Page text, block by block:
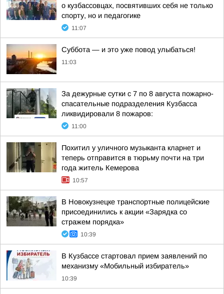
о кузбассовцах, посвятивших себя не только
спорту, но и педагогике
11:07
Суббота — и это уже повод улыбаться!
11:03
За дежурные сутки с 7 по 8 августа пожарно-
спасательные подразделения Кузбасса
ликвидировали 8 пожаров:
11:00
Похитил у уличного музыканта кларнет и
теперь отправится в тюрьму почти на три
года житель Кемерова
10:57
В Новокузнецке транспортные полицейские
присоединились к акции «Зарядка со
стражем порядка»
10:39
В Кузбассе стартовал прием заявлений по
механизму «Мобильный избиратель»
10:39